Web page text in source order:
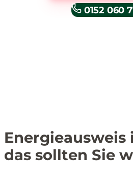
0152 060
Energieausweis
das sollten Sie